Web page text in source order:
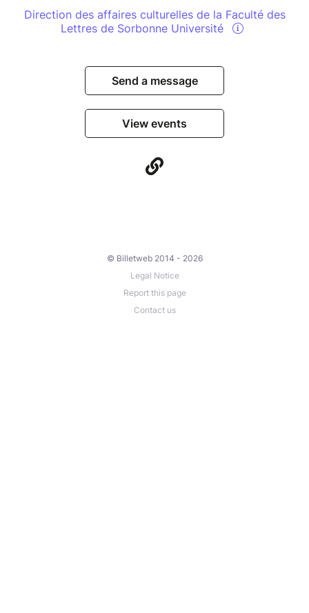
Direction des affaires culturelles de la Faculté des
Lettres de Sorbonne Université
Send a message
View events
© Billetweb 2014 - 2026
Legal Notice
Report this page
Contact us